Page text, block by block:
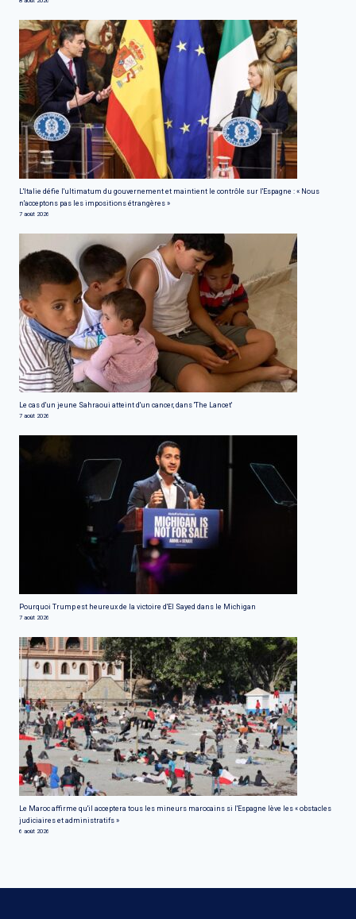
L'Italie défie l'ultimatum du gouvernement et maintient le contrôle sur l'Espagne : « Nous
n'acceptons pas les impositions étrangères »
7 août 2026
Le cas d'un jeune Sahraoui atteint d'un cancer, dans 'The Lancet'
7 août 2026
Pourquoi Trump est heureux de la victoire d'El Sayed dans le Michigan
7 août 2026
Le Maroc affirme qu'il acceptera tous les mineurs marocains si l'Espagne lève les « obstacles
judiciaires et administratifs »
6 août 2026